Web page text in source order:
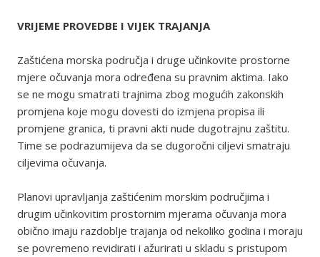
VRIJEME PROVEDBE I VIJEK TRAJANJA
Zaštićena morska područja i druge učinkovite prostorne
mjere očuvanja mora određena su pravnim aktima. Iako
se ne mogu smatrati trajnima zbog mogućih zakonskih
promjena koje mogu dovesti do izmjena propisa ili
promjene granica, ti pravni akti nude dugotrajnu zaštitu.
Time se podrazumijeva da se dugoročni ciljevi smatraju
ciljevima očuvanja.
Planovi upravljanja zaštićenim morskim područjima i
drugim učinkovitim prostornim mjerama očuvanja mora
obično imaju razdoblje trajanja od nekoliko godina i moraju
se povremeno revidirati i ažurirati u skladu s pristupom